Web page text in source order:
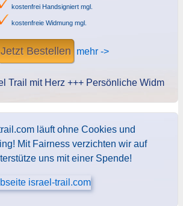
kostenfrei Handsigniert mgl.
kostenfreie Widmung mgl.
Jetzt Bestellen mehr ->
mit Herz +++ Persönliche Widmung
läuft ohne Cookies und
Mit Fairness verzichten wir auf
uns mit einer Spende!